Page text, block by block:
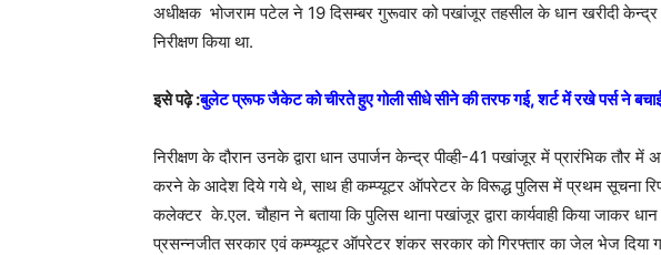
अधीक्षक भोजराम पटेल ने 19 दिसम्बर गुरूवार को पखांजूर तहसील के धान खरीदी
निरीक्षण किया था.
इसे पढ़े :बुलेट प्रूफ जैकेट को चीरते हुए गोली सीधे सीने की तरफ गई, शर्ट में रखे पर्स ने
निरीक्षण के दौरान उनके द्वारा धान उपार्जन केन्द्र पीव्ही-41 पखांजूर में प्रारंभिक तौर में
करने के आदेश दिये गये थे, साथ ही कम्प्यूटर ऑपरेटर के विरूद्ध पुलिस में प्रथम सूचना
कलेक्टर के.एल. चौहान ने बताया कि पुलिस थाना पखांजूर द्वारा कार्यवाही किया जाकर
प्रसन्नजीत सरकार एवं कम्प्यूटर ऑपरेटर शंकर सरकार को गिरफ्तार का जेल भेज दिया